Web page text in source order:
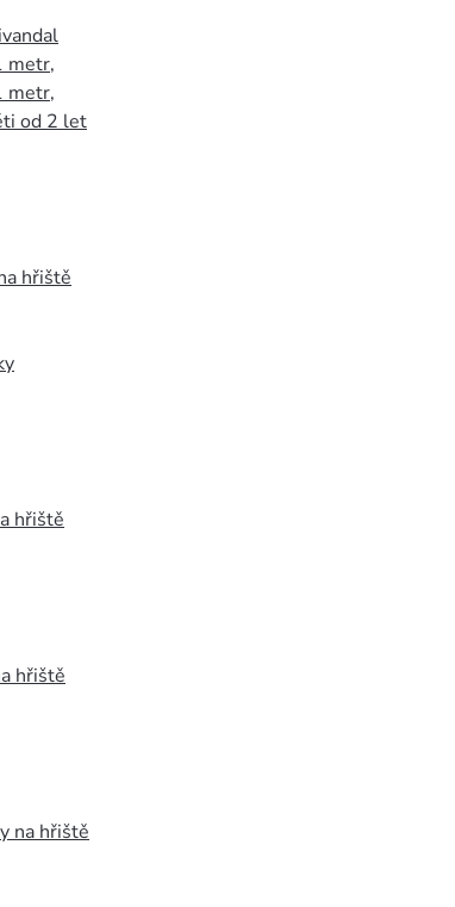
metr,
metr,
od 2 let
hřiště
hřiště
hřiště
na hřiště